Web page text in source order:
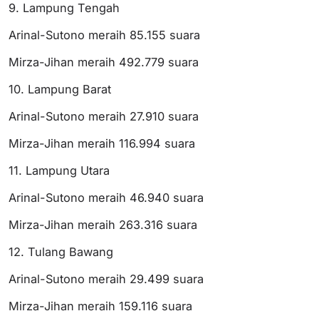
9. Lampung Tengah
Arinal-Sutono meraih 85.155 suara
Mirza-Jihan meraih 492.779 suara
10. Lampung Barat
Arinal-Sutono meraih 27.910 suara
Mirza-Jihan meraih 116.994 suara
11. Lampung Utara
Arinal-Sutono meraih 46.940 suara
Mirza-Jihan meraih 263.316 suara
12. Tulang Bawang
Arinal-Sutono meraih 29.499 suara
Mirza-Jihan meraih 159.116 suara